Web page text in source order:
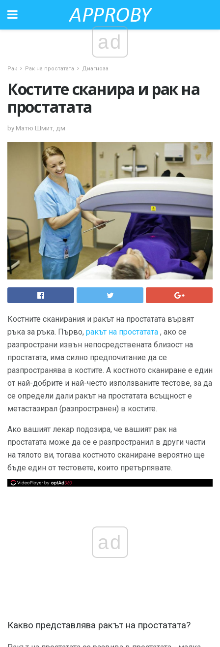
ad
Рак Рак на простатата Диагноза
Костите сканира и рак на
простатата
by Матю Шмит, дм
Костните сканирания и ракът на простатата вървят
ръка за ръка. Първо, ракът на простатата , ако се
разпространи извън непосредствената близост на
простатата, има силно предпочитание да се
разпространява в костите. А костното сканиране е един
от най-добрите и най-често използваните тестове, за да
се определи дали ракът на простатата всъщност е
метастазирал (разпространен) в костите.
Ако вашият лекар подозира, че вашият рак на
простатата може да се е разпространил в други части
на тялото ви, тогава костното сканиране вероятно ще
бъде един от тестовете, които претърпявате.
ad
Какво представлява ракът на простатата?